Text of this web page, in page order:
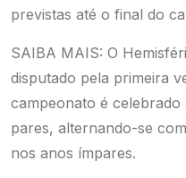
previstas até o final do
SAIBA MAIS: O
disputado pela primeira
campeonato é celebrado
pares, alternando-se
nos anos ímpares.